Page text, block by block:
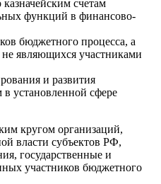
счетам
функций в финансово-
бюджетного процесса, а
являющихся участниками
и развития
установленной сфере
кругом организаций,
власти субъектов РФ,
государственные и
участников бюджетного